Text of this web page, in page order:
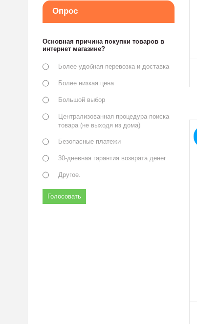
Опрос
Основная причина покупки товаров в
интернет магазине?
Более удобная перевозка и доставка
Более низкая цена
Большой выбор
Централизованная процедура поиска
товара (не выходя из дома)
Безопасные платежи
30-дневная гарантия возврата денег
Другое.
Голосовать